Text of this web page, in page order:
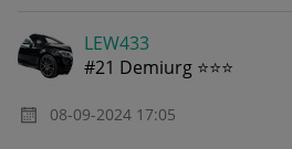
LEW433
#21 Demiurg ⭐⭐⭐
‎08-09-2024 17:05